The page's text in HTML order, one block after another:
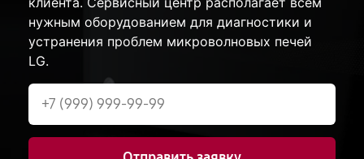
нужным оборудованием для диагностики и
устранения проблем микроволновых печей
LG.